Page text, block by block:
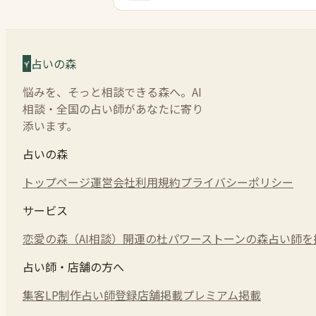
占いの森
悩みを、そっと相談できる森へ。AI
相談・全国の占い師があなたに寄り
添います。
占いの森
トップページ運営会社利用規約プライバシーポリシー
サービス
恋愛の森（AI相談） 開運の杜パワーストーンの森占い師
占い師・店舗の方へ
集客LP制作占い師登録店舗掲載プレミアム掲載